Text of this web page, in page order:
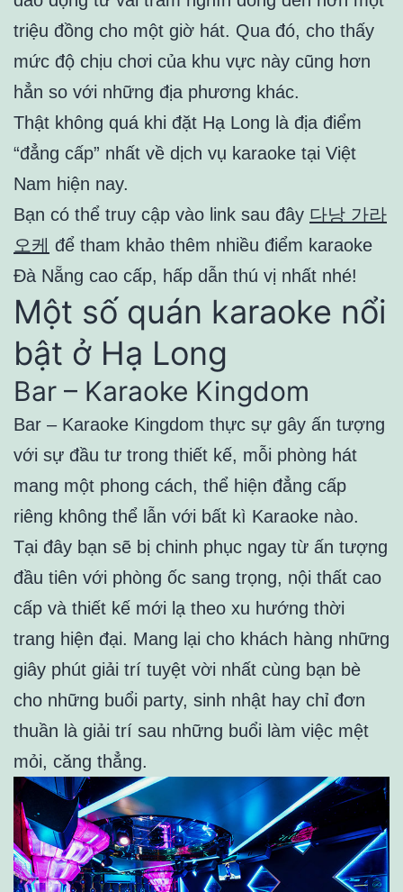
triệu đồng cho một giờ hát. Qua đó, cho thấy
mức độ chịu chơi của khu vực này cũng hơn
hẳn so với những địa phương khác.
Thật không quá khi đặt Hạ Long là địa điểm
“đẳng cấp” nhất về dịch vụ karaoke tại Việt
Nam hiện nay.
Bạn có thể truy cập vào link sau đây 다낭 가라
오케 để tham khảo thêm nhiều điểm karaoke
Đà Nẵng cao cấp, hấp dẫn thú vị nhất nhé!
Một số quán karaoke nổi
bật ở Hạ Long
Bar – Karaoke Kingdom
Bar – Karaoke Kingdom thực sự gây ấn tượng
với sự đầu tư trong thiết kế, mỗi phòng hát
mang một phong cách, thể hiện đẳng cấp
riêng không thể lẫn với bất kì Karaoke nào.
Tại đây bạn sẽ bị chinh phục ngay từ ấn tượng
đầu tiên với phòng ốc sang trọng, nội thất cao
cấp và thiết kế mới lạ theo xu hướng thời
trang hiện đại. Mang lại cho khách hàng những
giây phút giải trí tuyệt vời nhất cùng bạn bè
cho những buổi party, sinh nhật hay chỉ đơn
thuần là giải trí sau những buổi làm việc mệt
mỏi, căng thẳng.